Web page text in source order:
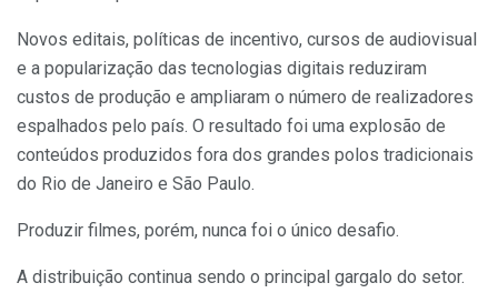
Novos editais, políticas de incentivo, cursos de audiovisual
e a popularização das tecnologias digitais reduziram
custos de produção e ampliaram o número de realizadores
espalhados pelo país. O resultado foi uma explosão de
conteúdos produzidos fora dos grandes polos tradicionais
do Rio de Janeiro e São Paulo.
Produzir filmes, porém, nunca foi o único desafio.
A distribuição continua sendo o principal gargalo do setor.